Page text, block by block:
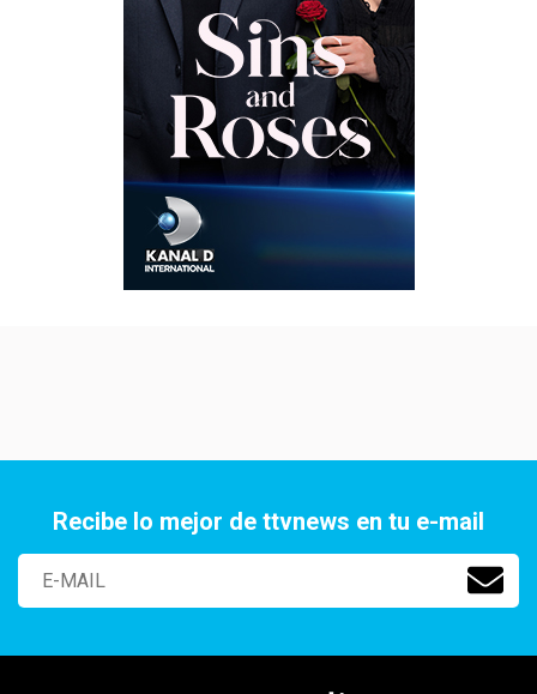
Recibe lo mejor de ttvnews en tu e-mail